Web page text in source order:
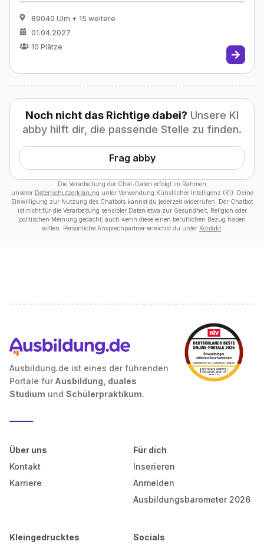
89040 Ulm + 15 weitere
01.04.2027
10 Plätze
Noch nicht das Richtige dabei? Unsere KI
abby hilft dir, die passende Stelle zu finden.
Frag abby
Die Verarbeitung der Chat-Daten erfolgt im Rahmen
unserer Datenschutzerklärung unter Verwendung Künstlicher Intelligenz (KI). Deine
Einwilligung zur Nutzung des Chatbots kannst du jederzeit widerrufen. Der Chatbot
ist nicht für die Verarbeitung sensibler Daten etwa zur Gesundheit, Religion oder
politischen Meinung gedacht, auch wenn diese einen beruflichen Bezug haben
sollten. Persönliche Ansprechpartner erreichst du unter Kontakt
Ausbildung.de ist eines der führenden
Portale für Ausbildung, duales
Studium und Schülerpraktikum.
Über uns
Kontakt
Karriere
Für dich
Inserieren
Anmelden
Ausbildungsbarometer 2026
Kleingedrucktes Socials